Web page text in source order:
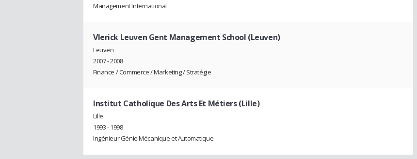
Management International
Vlerick Leuven Gent Management School (Leuven)
Leuven
2007 - 2008
Finance / Commerce / Marketing / Stratégie
Institut Catholique Des Arts Et Métiers (Lille)
Lille
1993 - 1998
Ingénieur Génie Mécanique et Automatique